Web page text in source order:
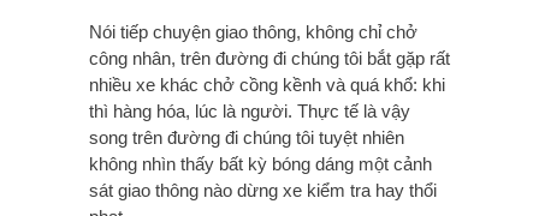
Nói tiếp chuyện giao thông, không chỉ chở
công nhân, trên đường đi chúng tôi bắt gặp rất
nhiều xe khác chở cồng kềnh và quá khổ: khi
thì hàng hóa, lúc là người. Thực tế là vậy
song trên đường đi chúng tôi tuyệt nhiên
không nhìn thấy bất kỳ bóng dáng một cảnh
sát giao thông nào dừng xe kiểm tra hay thổi